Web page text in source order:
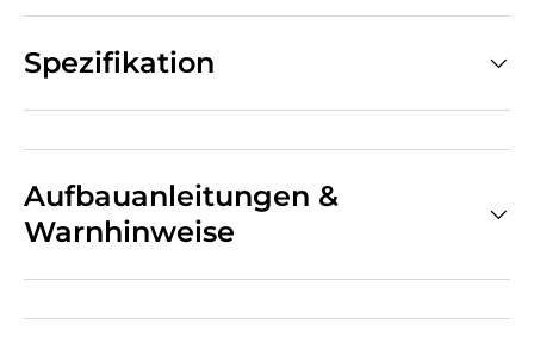
Spezifikation
Aufbauanleitungen &
Warnhinweise